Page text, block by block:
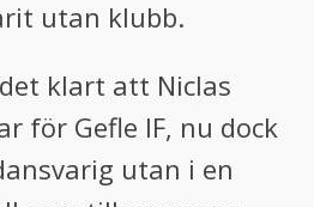
utan klubb.
klart att Niclas
för Gefle IF, nu dock
utan i en